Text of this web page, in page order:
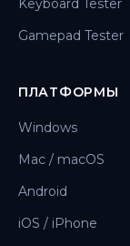
Keyboard Tester
Gamepad Tester
ПЛАТФОРМЫ
Windows
Mac / macOS
Android
iOS / iPhone